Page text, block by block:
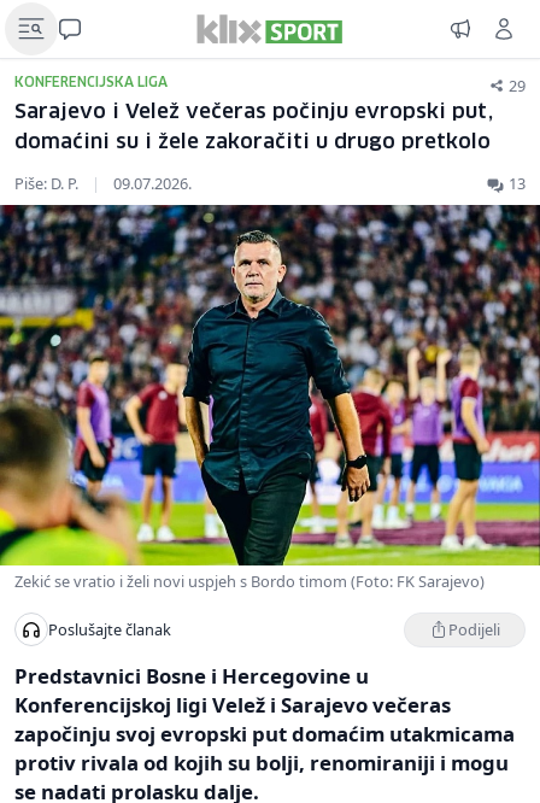
KONFERENCIJSKA LIGA 29
Sarajevo i Velež večeras počinju evropski put,
domaćini su i žele zakoračiti u drugo pretkolo
Piše: D. P. | 09.07.2026. 13
Zekić se vratio i želi novi uspjeh s Bordo timom (Foto: FK Sarajevo)
Poslušajte članak Podijeli
Predstavnici Bosne i Hercegovine u
Konferencijskoj ligi Velež i Sarajevo večeras
započinju svoj evropski put domaćim utakmicama
protiv rivala od kojih su bolji, renomiraniji i mogu
se nadati prolasku dalje.